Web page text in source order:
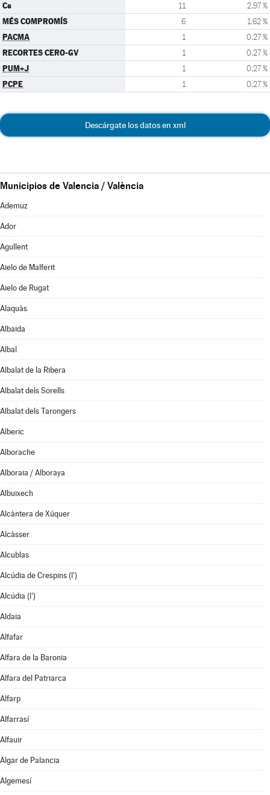
Cs 11 2,97 %
MÉS COMPROMÍS 6 1,62 %
PACMA 1 0,27 %
RECORTES CERO-GV 1 0,27 %
PUM+J 1 0,27 %
PCPE 1 0,27 %
Descárgate los datos en xml
Municipios de Valencia / València
Ademuz
Ador
Agullent
Aielo de Malferit
Aielo de Rugat
Alaquàs
Albaida
Albal
Albalat de la Ribera
Albalat dels Sorells
Albalat dels Tarongers
Alberic
Alborache
Alboraia / Alboraya
Albuixech
Alcàntera de Xúquer
Alcàsser
Alcublas
Alcúdia de Crespins (l')
Alcúdia (l')
Aldaia
Alfafar
Alfara de la Baronia
Alfara del Patriarca
Alfarp
Alfarrasí
Alfauir
Algar de Palancia
Algemesí